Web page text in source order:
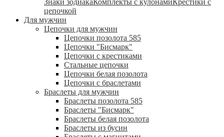
Знаки зодиакаКомплекты с кулонамиКрестики с
цепочкой
Для мужчин
Цепочки для мужчин
Цепочки позолота 585
Цепочки "Бисмарк"
Цепочки с крестиками
Стальные цепочки
Цепочки белая позолота
Цепочки с браслетами
Браслеты для мужчин
Браслеты позолота 585
Браслеты "Бисмарк"
Браслеты белая позолота
Браслеты из бусин